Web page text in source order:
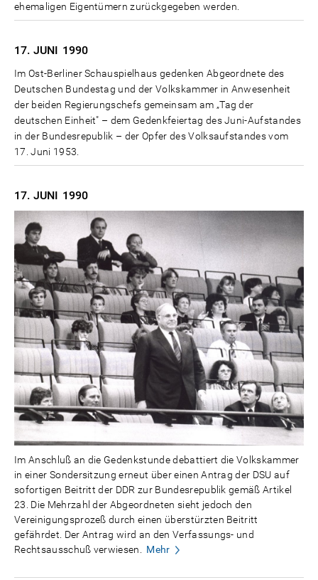
ehemaligen Eigentümern zurückgegeben werden.
17. JUNI 1990
Im Ost-Berliner Schauspielhaus gedenken Abgeordnete des
Deutschen Bundestag und der Volkskammer in Anwesenheit
der beiden Regierungschefs gemeinsam am „Tag der
deutschen Einheit" – dem Gedenkfeiertag des Juni-Aufstandes
in der Bundesrepublik – der Opfer des Volksaufstandes vom
17. Juni 1953.
17. JUNI 1990
Im Anschluß an die Gedenkstunde debattiert die Volkskammer
in einer Sondersitzung erneut über einen Antrag der DSU auf
sofortigen Beitritt der DDR zur Bundesrepublik gemäß Artikel
23. Die Mehrzahl der Abgeordneten sieht jedoch den
Vereinigungsprozeß durch einen überstürzten Beitritt
gefährdet. Der Antrag wird an den Verfassungs- und
Rechtsausschuß verwiesen.
Mehr